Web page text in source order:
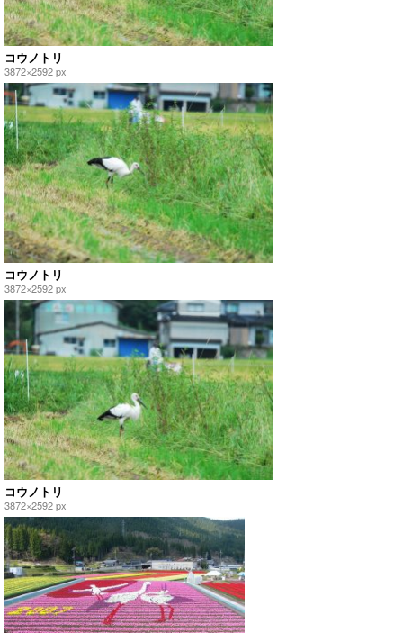
コウノトリ
3872×2592 px
コウノトリ
3872×2592 px
コウノトリ
3872×2592 px